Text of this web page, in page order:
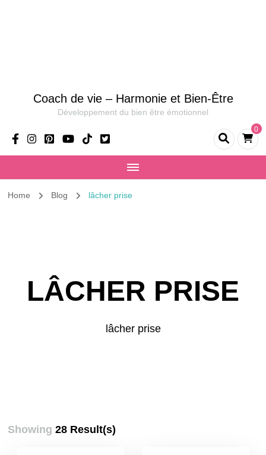
Coach de vie – Harmonie et Bien-Être
Développement du bien être émotionnel
0
Home Blog lâcher prise
LÂCHER PRISE
lâcher prise
Showing28 Result(s)